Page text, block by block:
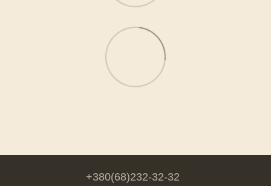
+380(68)232-32-32